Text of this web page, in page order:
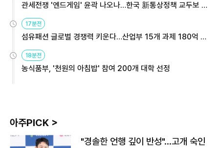
관세전쟁 '엔드게임' 윤곽 나오나…한국 新통상정책 교두보 활
용해야
17분전
섬유패션 글로벌 경쟁력 키운다…산업부 15개 과제 180억 지
원
18분전
농식품부, '천원의 아침밥' 참여 200개 대학 선정
아주PICK >
"경솔한 언행 깊이 반성"…고개 숙인